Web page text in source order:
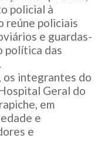
policial à
reúne policiais
e guardas-
política das
os integrantes do
Geral do
em
e
e